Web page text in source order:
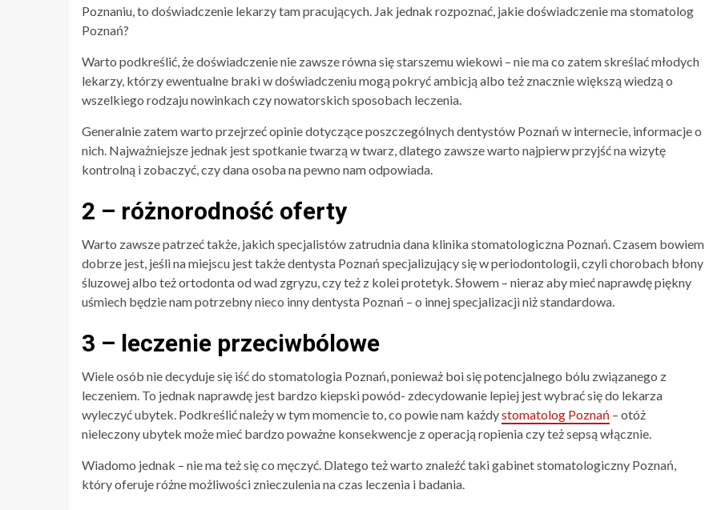
Poznaniu, to doświadczenie lekarzy tam pracujących. Jak jednak rozpoznać, jakie doświadczenie ma stomatolog
Poznań?
Warto podkreślić, że doświadczenie nie zawsze równa się starszemu wiekowi – nie ma co zatem skreślać młodych
lekarzy, którzy ewentualne braki w doświadczeniu mogą pokryć ambicją albo też znacznie większą wiedzą o
wszelkiego rodzaju nowinkach czy nowatorskich sposobach leczenia.
Generalnie zatem warto przejrzeć opinie dotyczące poszczególnych dentystów Poznań w internecie, informacje o
nich. Najważniejsze jednak jest spotkanie twarzą w twarz, dlatego zawsze warto najpierw przyjść na wizytę
kontrolną i zobaczyć, czy dana osoba na pewno nam odpowiada.
2 – różnorodność oferty
Warto zawsze patrzeć także, jakich specjalistów zatrudnia dana klinika stomatologiczna Poznań. Czasem bowiem
dobrze jest, jeśli na miejscu jest także dentysta Poznań specjalizujący się w periodontologii, czyli chorobach błony
śluzowej albo też ortodonta od wad zgryzu, czy też z kolei protetyk. Słowem – nieraz aby mieć naprawdę piękny
uśmiech będzie nam potrzebny nieco inny dentysta Poznań – o innej specjalizacji niż standardowa.
3 – leczenie przeciwbólowe
Wiele osób nie decyduje się iść do stomatologia Poznań, ponieważ boi się potencjalnego bólu związanego z
leczeniem. To jednak naprawdę jest bardzo kiepski powód- zdecydowanie lepiej jest wybrać się do lekarza
wyleczyć ubytek. Podkreślić należy w tym momencie to, co powie nam każdystomatolog Poznań – otóż
nieleczony ubytek może mieć bardzo poważne konsekwencje z operacją ropienia czy też sepsą włącznie.
Wiadomo jednak – nie ma też się co męczyć. Dlatego też warto znaleźć taki gabinet stomatologiczny Poznań,
który oferuje różne możliwości znieczulenia na czas leczenia i badania.